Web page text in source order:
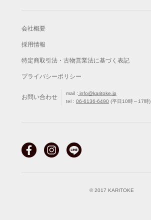
会社概要
採用情報
特定商取引法・古物営業法に基づく表記
プライバシーポリシー
お問い合わせ
mail : info@karitoke.jp
tel : 06-6136-6490 (平日10時～17時)
© 2017 KARITOKE